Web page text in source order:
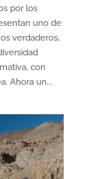
por los
uno de
verdaderos,
con
Ahora un...